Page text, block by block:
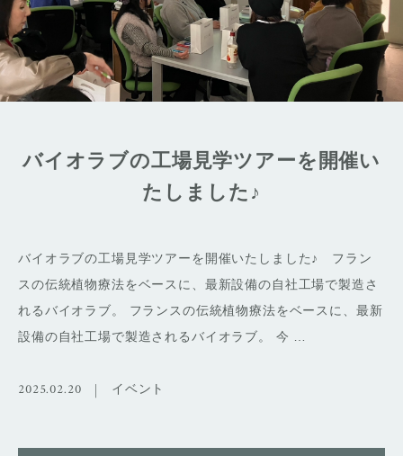
バイオラブの工場見学ツアーを開催い
たしました♪
バイオラブの工場見学ツアーを開催いたしました♪ フラン
スの伝統植物療法をベースに、最新設備の自社工場で製造さ
れるバイオラブ。 フランスの伝統植物療法をベースに、最新
設備の自社工場で製造されるバイオラブ。 今 …
2025.02.20 | イベント